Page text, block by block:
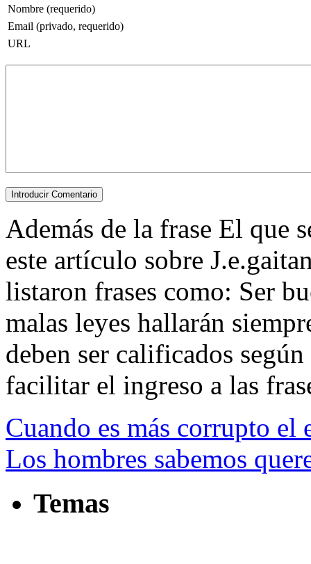
Nombre (requerido)
Email (privado, requerido)
URL
Además de la frase El que
este artículo sobre
listaron frases como: Ser
malas leyes hallarán
deben ser calificados
facilitar el ingreso a las
Cuando es más corrupto el
Los hombres sabemos
Temas